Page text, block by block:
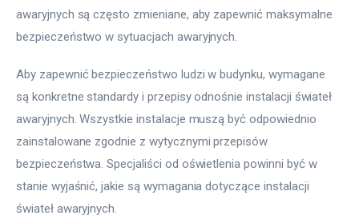
awaryjnych są często zmieniane, aby zapewnić maksymalne
bezpieczeństwo w sytuacjach awaryjnych.
Aby zapewnić bezpieczeństwo ludzi w budynku, wymagane
są konkretne standardy i przepisy odnośnie instalacji świateł
awaryjnych. Wszystkie instalacje muszą być odpowiednio
zainstalowane zgodnie z wytycznymi przepisów
bezpieczeństwa. Specjaliści od oświetlenia powinni być w
stanie wyjaśnić, jakie są wymagania dotyczące instalacji
świateł awaryjnych.